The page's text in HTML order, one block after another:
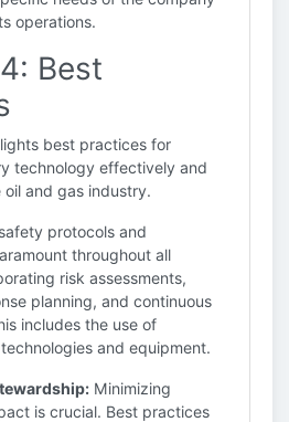
operations.
Best
best practices for
technology effectively and
oil and gas industry.
protocols and
throughout all
risk assessments,
planning, and continuous
includes the use of
and equipment.
Minimizing
is crucial. Best practices